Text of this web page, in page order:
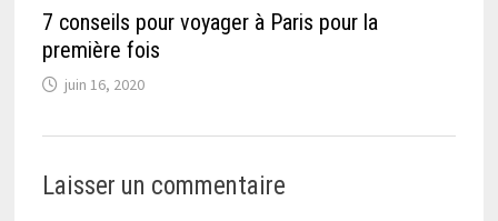
7 conseils pour voyager à Paris pour la
première fois
juin 16, 2020
Laisser un commentaire